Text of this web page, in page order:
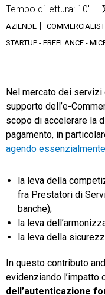
Ecommerce
Email Marketing
Financial Solutions
HR
Trust Services
TeamSystem
TeamSystem Store
Tempo di lettura: 10'
AZIENDE
STARTUP - FREELANCE -
Nel mercato dei
supporto dell’e-
scopo di accelerare la
pagamento, in
agendo
la leva della
fra Prestatori di
banche);
la leva
la leva della
In questo contributo
evidenziando l’impatto
dell’autenticazione